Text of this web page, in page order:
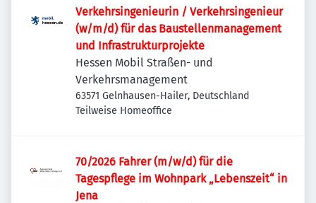
Verkehrsingenieurin / Verkehrsingenieur
(w/m/d) für das Baustellenmanagement
und Infrastrukturprojekte
Hessen Mobil Straßen- und
Verkehrsmanagement
63571 Gelnhausen-Hailer, Deutschland
Teilweise Homeoffice
70/2026 Fahrer (m/w/d) für die
Tagespflege im Wohnpark „Lebenszeit“ in
Jena